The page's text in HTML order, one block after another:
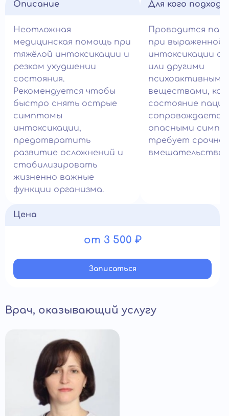
Описание
Неотложная
медицинская помощь при
тяжёлой интоксикации и
резком ухудшении
состояния.
Рекомендуется чтобы
быстро снять острые
симптомы
интоксикации,
предотвратить
развитие осложнений и
стабилизировать
жизненно важные
функции организма.
Для кого
Проводится
при выраженной
интоксикации
или другими
психоактивными
веществами,
состояние
сопровождается
опасными
требует
вмешательства
Цена
от 3 500 ₽
Записатьcя
Врач, оказывающий услугу